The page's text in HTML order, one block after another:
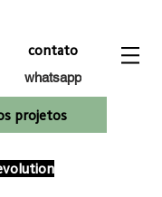
contato
whatsapp
projetos